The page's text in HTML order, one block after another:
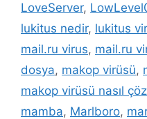
LoveServer,
lukitus nedir, lukitus
mail.ru virus, mail.ru
dosya, makop virüsü,
makop virüsü nasıl
mamba, Marlboro,